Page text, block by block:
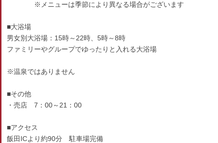
※メニューは季節により異なる場合がございます
■大浴場
男女別大浴場：15時～22時、5時～8時
ファミリーやグループでゆったりと入れる大浴場
※温泉ではありません
■その他
・売店 7：00～21：00
■アクセス
飯田ICより約90分 駐車場完備